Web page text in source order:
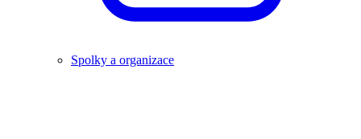
Spolky a organizace